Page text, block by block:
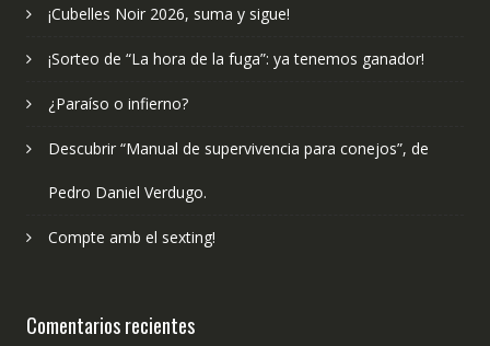
¡Cubelles Noir 2026, suma y sigue!
¡Sorteo de “La hora de la fuga”: ya tenemos ganador!
¿Paraíso o infierno?
Descubrir “Manual de supervivencia para conejos”, de
Pedro Daniel Verdugo.
Compte amb el sexting!
Comentarios recientes